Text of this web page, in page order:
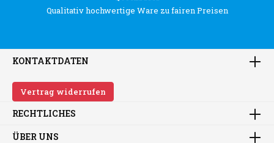
Qualitativ hochwertige Ware zu fairen Preisen
KONTAKTDATEN
Vertrag widerrufen
RECHTLICHES
ÜBER UNS